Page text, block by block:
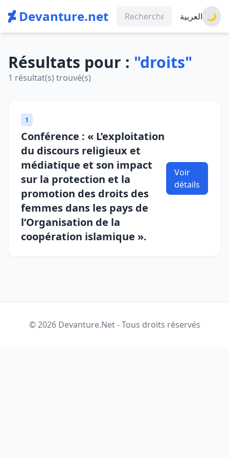
Devanture.net العربية 🌙
Résultats pour : "droits"
1 résultat(s) trouvé(s)
1
Conférence : « L’exploitation
du discours religieux et
médiatique et son impact
sur la protection et la
promotion des droits des
femmes dans les pays de
l’Organisation de la
coopération islamique ».
Voir
détails
© 2026 Devanture.Net - Tous droits réservés